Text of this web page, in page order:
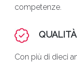
competenze.
QUALITÀ
Con più di dieci